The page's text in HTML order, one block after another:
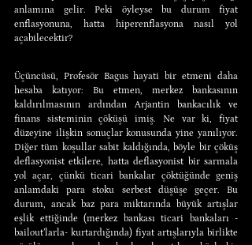
anlamına gelir. Peki öyleyse bu durum fiyat
enflasyonuna, hatta hiperenflasyona nasıl yol
açabilecektir?
Üçüncüsü, Profesör Bagus hayati bir etmeni daha
hesaba katıyor: Bu etmen, merkez bankasının
kaldırılmasının ardından Arjantin bankacılık ve
finans sisteminin çöküşü imiş. Ne var ki, fiyat
düzeyine ilişkin sonuçlar konusunda yine yanılıyor.
Diğer tüm koşullar sabit kaldığında, böyle bir çöküş
deflasyonist etkilere, hatta deflasyonist bir sarmala
yol açar, çünkü ticari bankalar çöktüğünde geniş
anlamdaki para stoku serbest düşüşe geçer. Bu
durum, ancak baz para miktarında büyük artışlar
eşlik ettiğinde (merkez bankası ticari bankaları -
bailout’larla- kurtardığında) fiyat artışlarıyla birlikte